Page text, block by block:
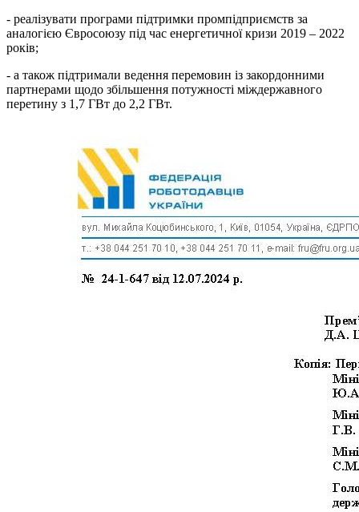
- реалізувати програми підтримки промпідприємств за
аналогією Євросоюзу під час енергетичної кризи 2019 – 2022
років;
- а також підтримали ведення перемовин із закордонними
партнерами щодо збільшення потужності міждержавного
перетину з 1,7 ГВт до 2,2 ГВт.